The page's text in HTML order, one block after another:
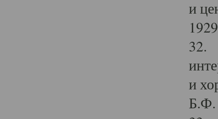
и
32.
и
Б.Ф.